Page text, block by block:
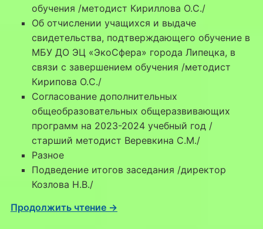
обучения /методист Кириллова О.С./
Об отчислении учащихся и выдаче
свидетельства, подтверждающего обучение в
МБУ ДО ЭЦ «ЭкоСфера» города Липецка, в
связи с завершением обучения /методист
Кирипова О.С./
Согласование дополнительных
общеобразовательных общеразвивающих
программ на 2023-2024 учебный год /
старший методист Веревкина С.М./
Разное
Подведение итогов заседания /директор
Козлова Н.В./
Продолжить чтение →